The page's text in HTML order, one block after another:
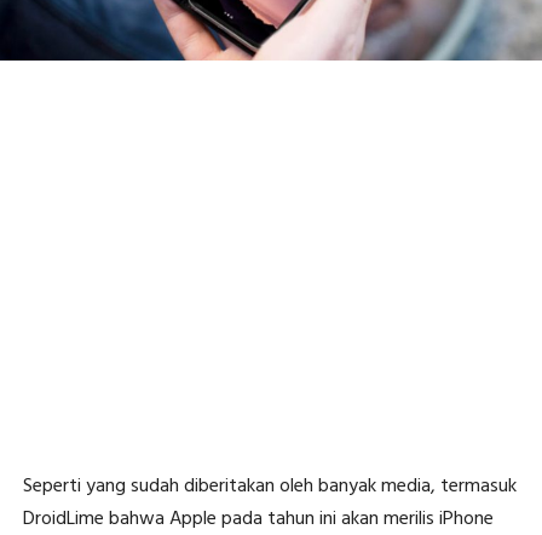
Seperti yang sudah diberitakan oleh banyak media, termasuk
DroidLime bahwa Apple pada tahun ini akan merilis iPhone